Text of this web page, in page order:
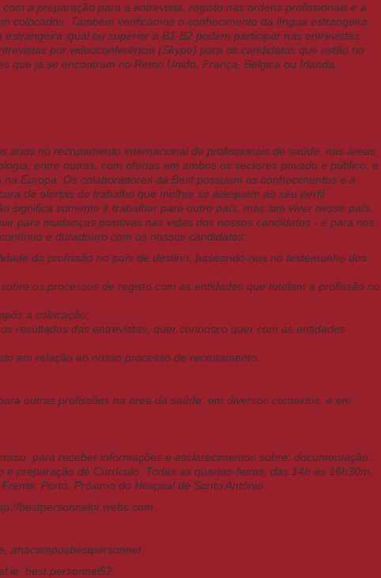
a preparação para a entrevista, registo nas ordens profissionais e a
colocados. Também verificamos o conhecimento da língua estrangeira.
igual ou superior a B1-B2 podem participar nas entrevistas
por videoconferência (Skype) para os candidatos que estão no
que já se encontram no Reino Unido, França, Bélgica ou Irlanda.
anos no recrutamento internacional de profissionais de saúde, nas áreas
entre outras, com ofertas em ambos os sectores privado e público, e
Europa. Os colaboradores da Best possuem os conhecimentos e a
de ofertas de trabalho que melhor se adequem ao seu perfil
significa somente ir trabalhar para outro país, mas sim viver nesse país.
para mudanças positivas nas vidas dos nossos candidatos - é para nós
e duradouro com os nossos candidatos:
da profissão no país de destino, baseando-nos no testemunho dos
os processos de registo com as entidades que tutelam a profissão no
a colocação;
resultados das entrevistas, quer connosco quer com as entidades
em relação ao nosso processo de recrutamento.
outras profissões na área da saúde, em diversos contextos, e em
para receber informações e esclarecimentos sobre: documentação,
preparação de Currículo. Todas as quartas-feiras, das 14h às 16h30m,
Porto. Próximo do Hospital de Santo António.
bestpersonnelpt.webs.com
; anacamposbestpersonnel
; best.personnel52